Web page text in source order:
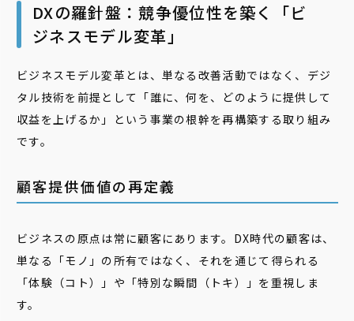
DXの羅針盤：競争優位性を築く「ビ
ジネスモデル変革」
ビジネスモデル変革とは、単なる改善活動ではなく、デジ
タル技術を前提として「誰に、何を、どのように提供して
収益を上げるか」という事業の根幹を再構築する取り組み
です。
顧客提供価値の再定義
ビジネスの原点は常に顧客にあります。DX時代の顧客は、
単なる「モノ」の所有ではなく、それを通じて得られる
「体験（コト）」や「特別な瞬間（トキ）」を重視しま
す。